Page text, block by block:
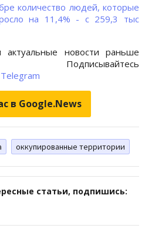
количество людей, которые
на 11,4% - с 259,3 тыс
новости раньше
Telegram
в Google.News
оккупированные территории
статьи, подпишись: